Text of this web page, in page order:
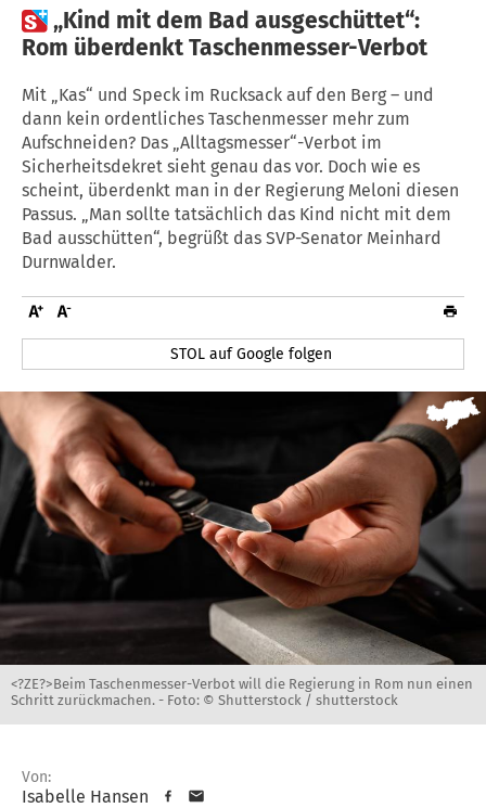
„Kind mit dem Bad ausgeschüttet“:
Rom überdenkt Taschenmesser-Verbot
Mit „Kas“ und Speck im Rucksack auf den Berg – und
dann kein ordentliches Taschenmesser mehr zum
Aufschneiden? Das „Alltagsmesser“-Verbot im
Sicherheitsdekret sieht genau das vor. Doch wie es
scheint, überdenkt man in der Regierung Meloni diesen
Passus. „Man sollte tatsächlich das Kind nicht mit dem
Bad ausschütten“, begrüßt das SVP-Senator Meinhard
Durnwalder.
STOL auf Google folgen
<?ZE?>Beim Taschenmesser-Verbot will die Regierung in Rom nun einen
Schritt zurückmachen. - Foto: © Shutterstock / shutterstock
Von:
Isabelle Hansen